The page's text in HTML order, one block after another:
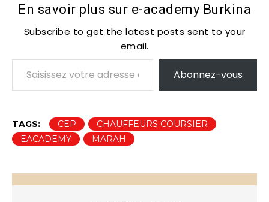
En savoir plus sur e-academy Burkina
Subscribe to get the latest posts sent to your
email.
Saisissez votre adresse e-mail…
Abonnez-vous
TAGS: CEP
CHAUFFEURS COURSIER
EACADEMY
MARAH